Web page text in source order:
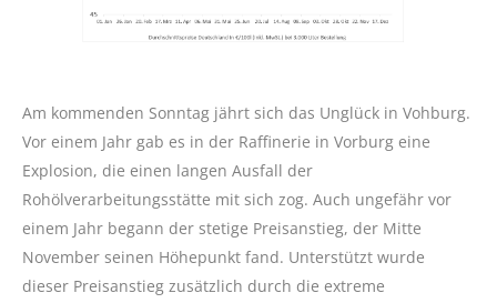
Am kommenden Sonntag jährt sich das Unglück in Vohburg.
Vor einem Jahr gab es in der Raffinerie in Vorburg eine
Explosion, die einen langen Ausfall der
Rohölverarbeitungsstätte mit sich zog. Auch ungefähr vor
einem Jahr begann der stetige Preisanstieg, der Mitte
November seinen Höhepunkt fand. Unterstützt wurde
dieser Preisanstieg zusätzlich durch die extreme